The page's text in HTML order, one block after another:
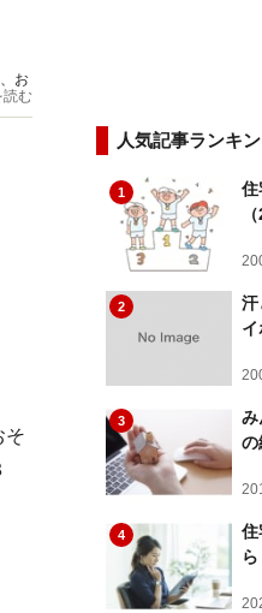
お
読む
そ
人気記事ランキ
1
住
2
3
み
の
4
住